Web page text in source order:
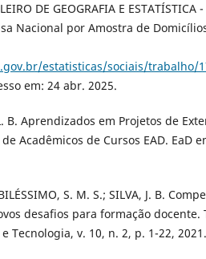
DE GEOGRAFIA E ESTATÍSTICA
Nacional por Amostra de
estatisticas/sociais/trabalho/
em: 24 abr. 2025.
B. Aprendizados em Projetos de
Acadêmicos de Cursos EAD. EaD
S. M. S.; SILVA, J. B.
desafios para formação docente.
Tecnologia, v. 10, n. 2, p. 1-22, 2021.